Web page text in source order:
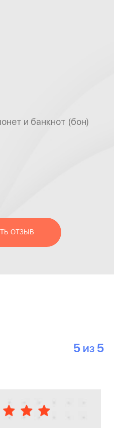
и банкнот (бон)
ОТЗЫВ
5 ИЗ 5